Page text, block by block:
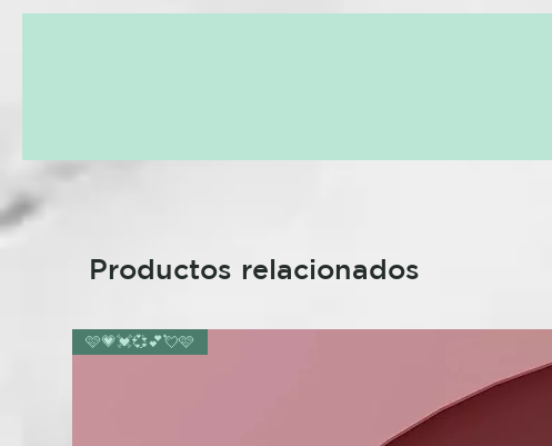
Productos relacionados
🩷💗💓💞💕💘🩷